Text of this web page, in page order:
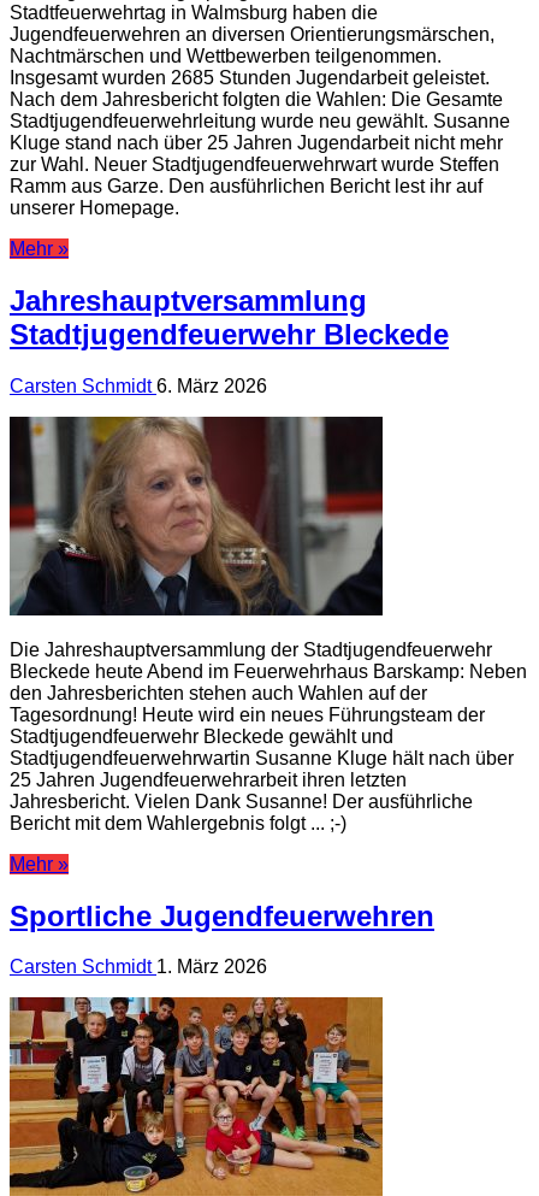
Stadtfeuerwehrtag in Walmsburg haben die
Jugendfeuerwehren an diversen Orientierungsmärschen,
Nachtmärschen und Wettbewerben teilgenommen.
Insgesamt wurden 2685 Stunden Jugendarbeit geleistet.
Nach dem Jahresbericht folgten die Wahlen: Die Gesamte
Stadtjugendfeuerwehrleitung wurde neu gewählt. Susanne
Kluge stand nach über 25 Jahren Jugendarbeit nicht mehr
zur Wahl. Neuer Stadtjugendfeuerwehrwart wurde Steffen
Ramm aus Garze. Den ausführlichen Bericht lest ihr auf
unserer Homepage.
Mehr »
Jahreshauptversammlung
Stadtjugendfeuerwehr Bleckede
Carsten Schmidt6. März 2026
Die Jahreshauptversammlung der Stadtjugendfeuerwehr
Bleckede heute Abend im Feuerwehrhaus Barskamp: Neben
den Jahresberichten stehen auch Wahlen auf der
Tagesordnung! Heute wird ein neues Führungsteam der
Stadtjugendfeuerwehr Bleckede gewählt und
Stadtjugendfeuerwehrwartin Susanne Kluge hält nach über
25 Jahren Jugendfeuerwehrarbeit ihren letzten
Jahresbericht. Vielen Dank Susanne! Der ausführliche
Bericht mit dem Wahlergebnis folgt ... ;-)
Mehr »
Sportliche Jugendfeuerwehren
Carsten Schmidt 1. März 2026